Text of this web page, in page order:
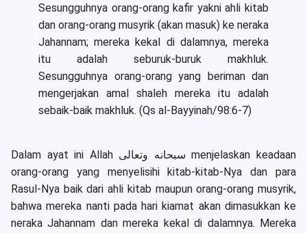
Sesungguhnya orang-orang kafir yakni ahli kitab
dan orang-orang musyrik (akan masuk) ke neraka
Jahannam; mereka kekal di dalamnya, mereka
itu adalah seburuk-buruk makhluk.
Sesungguhnya orang-orang yang beriman dan
mengerjakan amal shaleh mereka itu adalah
sebaik-baik makhluk. (Qs al-Bayyinah/98:6-7)
Dalam ayat ini Allah سبحانه وتعالى menjelaskan keadaan
orang-orang yang menyelisihi kitab-kitab-Nya dan para
Rasul-Nya baik dari ahli kitab maupun orang-orang musyrik,
bahwa mereka nanti pada hari kiamat akan dimasukkan ke
neraka Jahannam dan mereka kekal di dalamnya. Mereka